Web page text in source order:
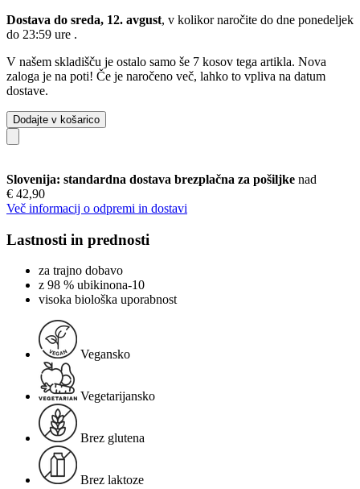
Dostava do sreda, 12. avgust, v kolikor naročite do dne ponedeljek
do 23:59 ure .
V našem skladišču je ostalo samo še 7 kosov tega artikla. Nova
zaloga je na poti! Če je naročeno več, lahko to vpliva na datum
dostave.
Dodajte v košarico
Slovenija: standardna dostava brezplačna za pošiljke nad
€ 42,90
Več informacij o odpremi in dostavi
Lastnosti in prednosti
za trajno dobavo
z 98 % ubikinona-10
visoka biološka uporabnost
Vegansko
Vegetarijansko
Brez glutena
Brez laktoze